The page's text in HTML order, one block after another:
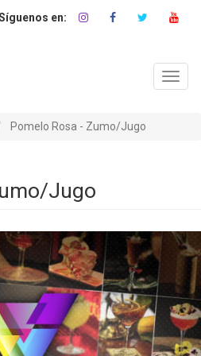
Pomelo Rosa - Zumo/Jugo
Jugo